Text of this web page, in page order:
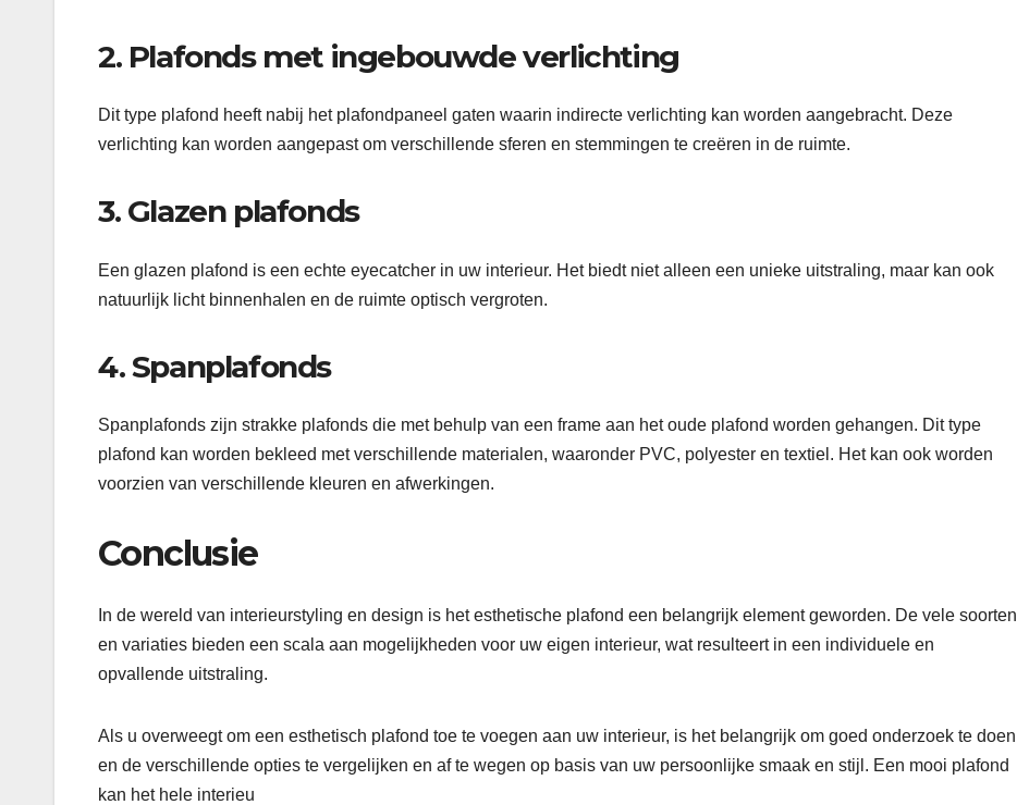
2. Plafonds met ingebouwde verlichting
Dit type plafond heeft nabij het plafondpaneel gaten waarin indirecte verlichting kan worden aangebracht. Deze
verlichting kan worden aangepast om verschillende sferen en stemmingen te creëren in de ruimte.
3. Glazen plafonds
Een glazen plafond is een echte eyecatcher in uw interieur. Het biedt niet alleen een unieke uitstraling, maar kan ook
natuurlijk licht binnenhalen en de ruimte optisch vergroten.
4. Spanplafonds
Spanplafonds zijn strakke plafonds die met behulp van een frame aan het oude plafond worden gehangen. Dit type
plafond kan worden bekleed met verschillende materialen, waaronder PVC, polyester en textiel. Het kan ook worden
voorzien van verschillende kleuren en afwerkingen.
Conclusie
In de wereld van interieurstyling en design is het esthetische plafond een belangrijk element geworden. De vele soorten
en variaties bieden een scala aan mogelijkheden voor uw eigen interieur, wat resulteert in een individuele en
opvallende uitstraling.
Als u overweegt om een esthetisch plafond toe te voegen aan uw interieur, is het belangrijk om goed onderzoek te doen
en de verschillende opties te vergelijken en af te wegen op basis van uw persoonlijke smaak en stijl. Een mooi plafond
kan het hele interieu